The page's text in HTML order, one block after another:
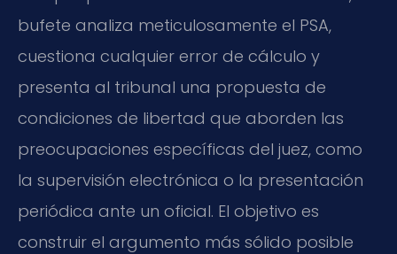
bufete analiza meticulosamente el PSA,
cuestiona cualquier error de cálculo y
presenta al tribunal una propuesta de
condiciones de libertad que aborden las
preocupaciones específicas del juez, como
la supervisión electrónica o la presentación
periódica ante un oficial. El objetivo es
construir el argumento más sólido posible